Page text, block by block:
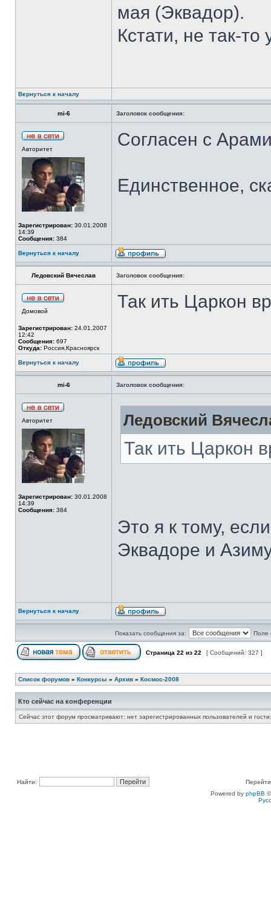
мая (Эквадор).
Кстати, не так-
Вернуться к началу
mi-6 Заголовок сообщения:
Авторитет
Зарегистрирован: 30.01.2008
14:39
Сообщения: 384
Согласен с
Единственное,
Вернуться к началу
Ледовский Вячеслав Заголовок сообщения:
Домовой
Зарегистрирован: 24.01.2007
12:42
Сообщения: 697
Откуда: Россия,Красноярск
Так ить Царкон
Вернуться к началу
mi-6 Заголовок сообщения:
Авторитет
Зарегистрирован: 30.01.2008
14:39
Сообщения: 384
Ледовский
Так ить Царкон
Это я к тому,
Эквадоре и
Вернуться к началу
Показать сообщения за: Поле
Страница 22 из 22 [ Сообщений: 327 ]
Список форумов » Конкурсы » Архив » Космос-2008
Кто сейчас на конференции
Сейчас этот форум просматривают: нет зарегистрированных пользователей и
Найти:
Powered by phpBB